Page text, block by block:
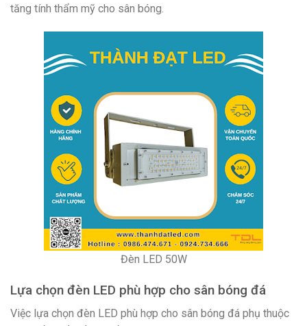
tăng tính thẩm mỹ cho sân bóng.
Đèn LED 50W
Lựa chọn đèn LED phù hợp cho sân bóng đá
Việc lựa chọn đèn LED phù hợp cho sân bóng đá phụ thuộc